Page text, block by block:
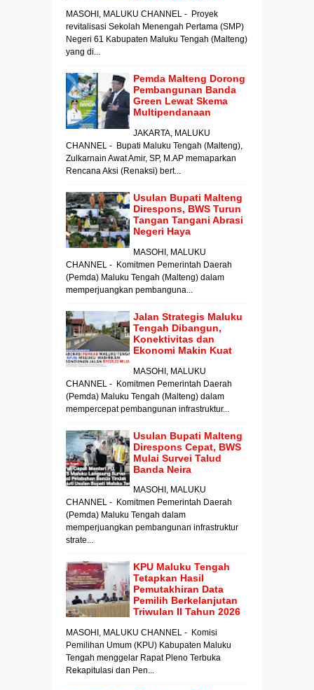
MASOHI, MALUKU CHANNEL - Proyek
revitalisasi Sekolah Menengah Pertama (SMP)
Negeri 61 Kabupaten Maluku Tengah (Malteng)
yang di...
Pemda Malteng Dorong
Pembangunan Banda
Green Lewat Skema
Multipendanaan
JAKARTA, MALUKU
CHANNEL - Bupati Maluku Tengah (Malteng),
Zulkarnain Awat Amir, SP, M.AP memaparkan
Rencana Aksi (Renaksi) bert...
Usulan Bupati Malteng
Direspons, BWS Turun
Tangan Tangani Abrasi
Negeri Haya
MASOHI, MALUKU
CHANNEL - Komitmen Pemerintah Daerah
(Pemda) Maluku Tengah (Malteng) dalam
memperjuangkan pembanguna...
Jalan Strategis Maluku
Tengah Dibangun,
Konektivitas dan
Ekonomi Makin Kuat
MASOHI, MALUKU
CHANNEL - Komitmen Pemerintah Daerah
(Pemda) Maluku Tengah (Malteng) dalam
mempercepat pembangunan infrastruktur...
Usulan Bupati Malteng
Direspons Cepat, BWS
Mulai Survei Talud
Banda Neira
MASOHI, MALUKU
CHANNEL - Komitmen Pemerintah Daerah
(Pemda) Maluku Tengah dalam
memperjuangkan pembangunan infrastruktur
strate...
KPU Maluku Tengah
Tetapkan Hasil
Pemutakhiran Data
Pemilih Berkelanjutan
Triwulan II Tahun 2026
MASOHI, MALUKU CHANNEL - Komisi
Pemilihan Umum (KPU) Kabupaten Maluku
Tengah menggelar Rapat Pleno Terbuka
Rekapitulasi dan Pen...